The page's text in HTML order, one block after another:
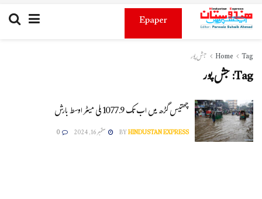
Epaper
Home Tag جش پور
Tag:جش پور
چھتیس گڑھ میں اب تک 1077.9 ملی میٹر اوسط بارش
BYHINDUSTAN EXPRESS ستمبر 16, 2024 0